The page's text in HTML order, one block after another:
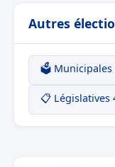
Autres
🗳️ Municipales
📋 Législatives